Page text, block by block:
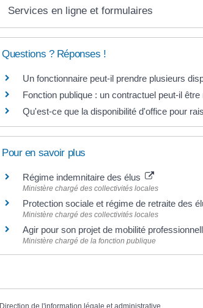
Services en ligne et formulaires
Questions ? Réponses !
Un fonctionnaire peut-il prendre plusieurs
Fonction publique : un contractuel peut-il
Qu'est-ce que la disponibilité d'office pour
Pour en savoir plus
Régime indemnitaire des élus
Ministère chargé des collectivités locales
Protection sociale et régime de retraite des
Ministère chargé des collectivités locales
Agir pour son projet de mobilité
Ministère chargé de la fonction publique
Direction de l'information légale et administrative